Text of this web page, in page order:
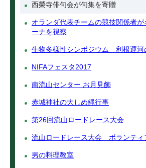
西榮寺俳句会が句集を寄贈
オランダ代表チームの競技関係者が
ーナを視察
生物多様性シンポジウム 利根運河
NIFAフェスタ2017
南流山センター お月見飾
赤城神社の大しめ縄行事
第26回流山ロードレース大会
流山ロードレース大会 ボランティ
男の料理教室